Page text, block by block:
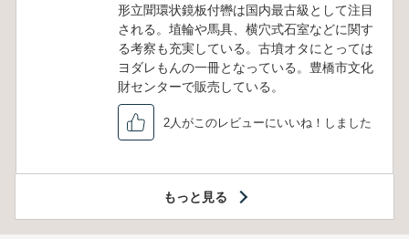
形立聞環状鏡板付轡は国内最古級として注目
される。埴輪や馬具、横穴式石室などに関す
る考察も充実している。古墳オタにとっては
ヨダレもんの一冊となっている。豊橋市文化
財センターで販売している。
2人がこのレビューにいいね！しました
もっと見る